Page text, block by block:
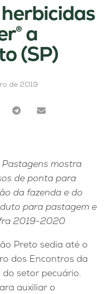
a
(SP)
de 2019
mostra
de ponta para
da fazenda e do
para pastagem e
2019-2020
Preto sedia até o
dos Encontros da
setor pecuário.
auxiliar o